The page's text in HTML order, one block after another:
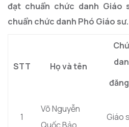
đạt chuẩn chức danh Giáo
chuẩn chức danh Phó Giáo sư.
STT Họ và tên
1
Võ Nguyễn
Giáo